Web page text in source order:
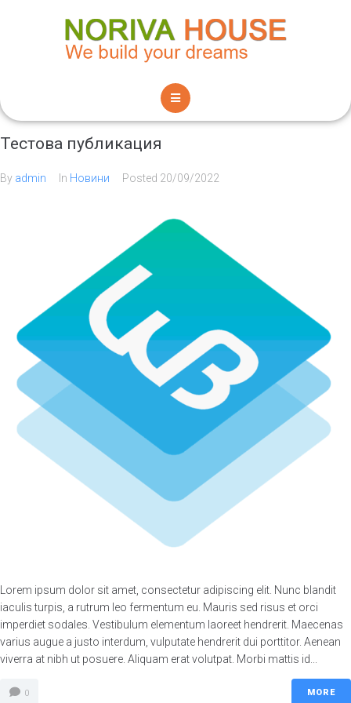
Тестова публикация
By admin In Новини Posted 20/09/2022
Lorem ipsum dolor sit amet, consectetur adipiscing elit. Nunc blandit
iaculis turpis, a rutrum leo fermentum eu. Mauris sed risus et orci
imperdiet sodales. Vestibulum elementum laoreet hendrerit. Maecenas
varius augue a justo interdum, vulputate hendrerit dui porttitor. Aenean
viverra at nibh ut posuere. Aliquam erat volutpat. Morbi mattis id...
0 MORE